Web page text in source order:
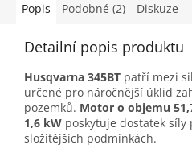
Popis Podobné (2) Diskuze
Detailní popis produktu
Husqvarna 345BT patří mezi
určené pro náročnější úklid
pozemků. Motor o objemu
1,6 kW poskytuje dostatek
složitějších podmínkách.